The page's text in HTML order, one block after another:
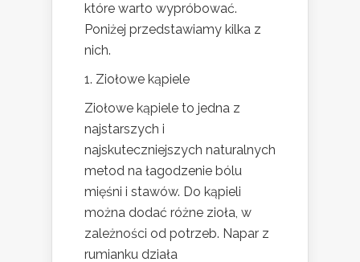
które warto wypróbować.
Poniżej przedstawiamy kilka z
nich.
1. Ziołowe kąpiele
Ziołowe kąpiele to jedna z
najstarszych i
najskuteczniejszych naturalnych
metod na łagodzenie bólu
mięśni i stawów. Do kąpieli
można dodać różne zioła, w
zależności od potrzeb. Napar z
rumianku działa